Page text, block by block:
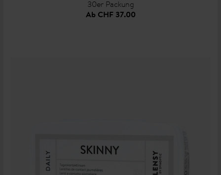
30er Packung
AbCHF 37.00